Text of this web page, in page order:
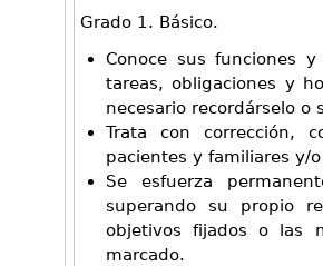
Grado 1. Básico.
Conoce sus funciones
tareas, obligaciones y
necesario recordárselo o
Trata con corrección,
pacientes y familiares y/
Se esfuerza
superando su propio
objetivos fijados o las
marcado.